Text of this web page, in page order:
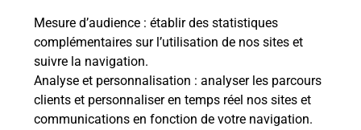
Mesure d’audience : établir des statistiques
complémentaires sur l’utilisation de nos sites et
suivre la navigation.
Analyse et personnalisation : analyser les parcours
clients et personnaliser en temps réel nos sites et
communications en fonction de votre navigation.
Comment fonctionne la
téléassistance classique ?